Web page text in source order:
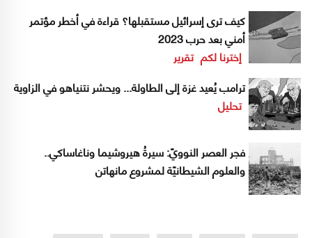
كيف ترى إسرائيل مستقبلها؟ قراءة في أخطر مؤتمر
أمني بعد حرب 2023
إخترنا لكم تقرير
ترامب يُعيد غزة إلى الطاولة... ويحشر نتنياهو في الزاوية
تحليل
فجر العصر النوويّ: سيرةُ هيروشيما وناغاساكي..
والعلوم الشيطانيّة لمشروع مانهاتن